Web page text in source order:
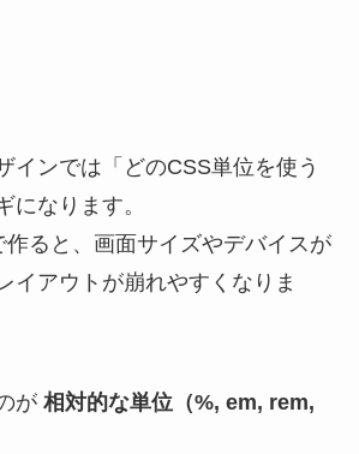
インでは「どのCSS単位を使う
になります。
作ると、画面サイズやデバイスが
イアウトが崩れやすくなりま
が 相対的な単位（%, em, rem,